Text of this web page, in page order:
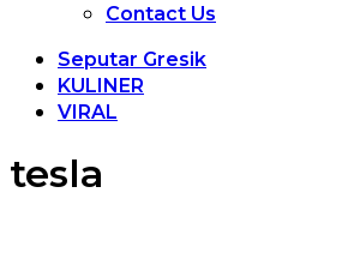
Contact Us
Seputar Gresik
KULINER
VIRAL
tesla